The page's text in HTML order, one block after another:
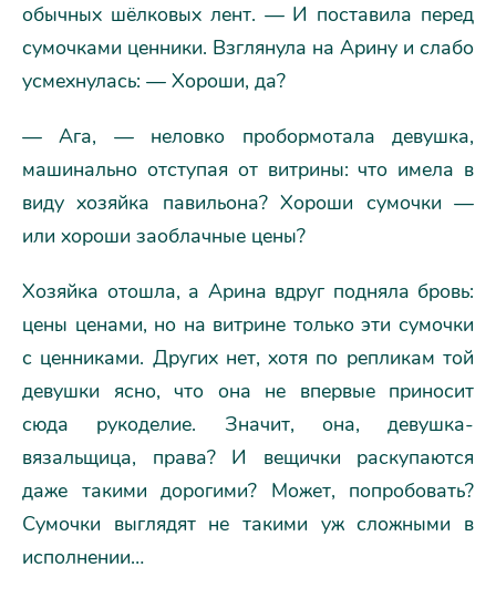
обычных шёлковых лент. — И поставила перед
сумочками ценники. Взглянула на Арину и слабо
усмехнулась: — Хороши, да?
— Ага, — неловко пробормотала девушка,
машинально отступая от витрины: что имела в
виду хозяйка павильона? Хороши сумочки —
или хороши заоблачные цены?
Хозяйка отошла, а Арина вдруг подняла бровь:
цены ценами, но на витрине только эти сумочки
с ценниками. Других нет, хотя по репликам той
девушки ясно, что она не впервые приносит
сюда рукоделие. Значит, она, девушка-
вязальщица, права? И вещички раскупаются
даже такими дорогими? Может, попробовать?
Сумочки выглядят не такими уж сложными в
исполнении…